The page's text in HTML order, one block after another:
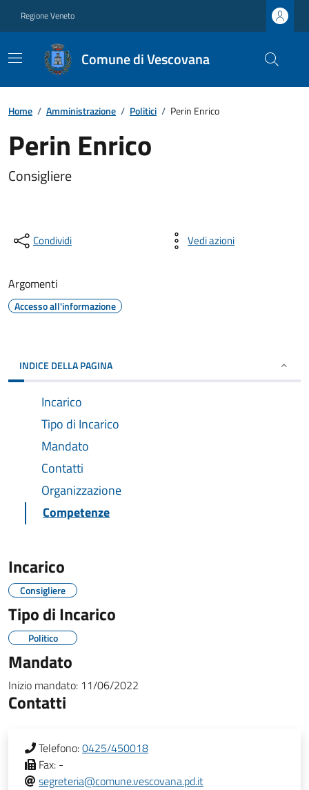
Regione Veneto
Comune di Vescovana
Home / Amministrazione / Politici / Perin Enrico
Perin Enrico
Consigliere
Condividi Vedi azioni
Argomenti
Accesso all'informazione
INDICE DELLA PAGINA
Incarico
Tipo di Incarico
Mandato
Contatti
Organizzazione
Competenze
Incarico
Consigliere
Tipo di Incarico
Politico
Mandato
Inizio mandato: 11/06/2022
Contatti
Telefono:0425/450018
Fax: -
segreteria@comune.vescovana.pd.it